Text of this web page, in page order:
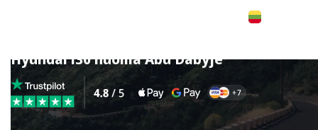
Hyundai i30 nuoma Abu Dabyje